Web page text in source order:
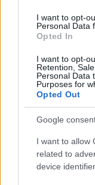
I want to opt-
Personal Data
Opted In
I want to opt-
Retention,
Personal Data
Purposes for
Opted Out
Google
I want to allow
related to
device
„Ez egy olyan
ki. A Forma–1